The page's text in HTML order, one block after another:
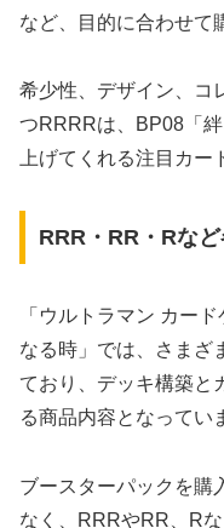
など、目的に合わせて
希少性、デザイン、コ
つRRRRは、BP08「
上げてくれる注目カー
RRR・RR・Rな
「ウルトラマン カー
なる時」では、さまざ
ており、デッキ構築と
る商品内容となってい
ブースターパックを購
なく、RRRやRR、R